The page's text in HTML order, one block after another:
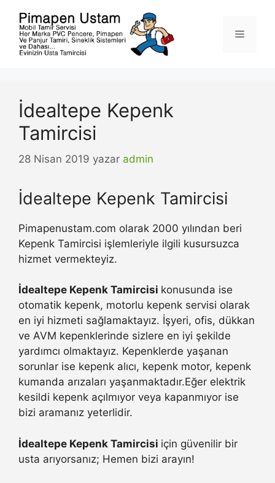
Menü
İdealtepe Kepenk
Tamircisi
28 Nisan 2019 yazar admin
İdealtepe Kepenk Tamircisi
Pimapenustam.com olarak 2000 yılından beri
Kepenk Tamircisi işlemleriyle ilgili kusursuzca
hizmet vermekteyiz.
İdealtepe Kepenk Tamircisi konusunda ise
otomatik kepenk, motorlu kepenk servisi olarak
en iyi hizmeti sağlamaktayız. İşyeri, ofis, dükkan
ve AVM kepenklerinde sizlere en iyi şekilde
yardımcı olmaktayız. Kepenklerde yaşanan
sorunlar ise kepenk alıcı, kepenk motor, kepenk
kumanda arızaları yaşanmaktadır.Eğer elektrik
kesildi kepenk açılmıyor veya kapanmıyor ise
bizi aramanız yeterlidir.
İdealtepe Kepenk Tamircisi için güvenilir bir
usta arıyorsanız; Hemen bizi arayın!